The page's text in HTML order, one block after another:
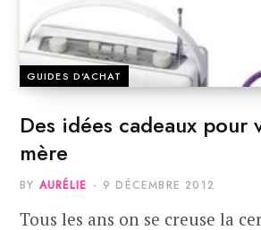
GUIDES D'ACHAT
Des idées cadeaux pour
mère
BY AURÉLIE 9 DÉCEMBRE 2012
Tous les ans on se creuse la